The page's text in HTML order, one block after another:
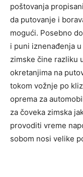
poštovanja
da putovanje i
mogući. Posebno
i puni iznenađenja
zimske čine razliku
okretanjima na
tokom vožnje po
oprema za
za čoveka zimska
provoditi vreme
sobom nosi velike